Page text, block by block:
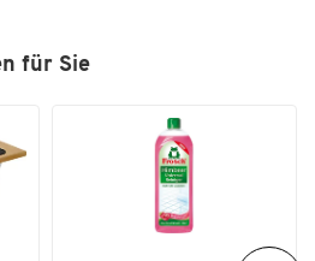
544
für Sie